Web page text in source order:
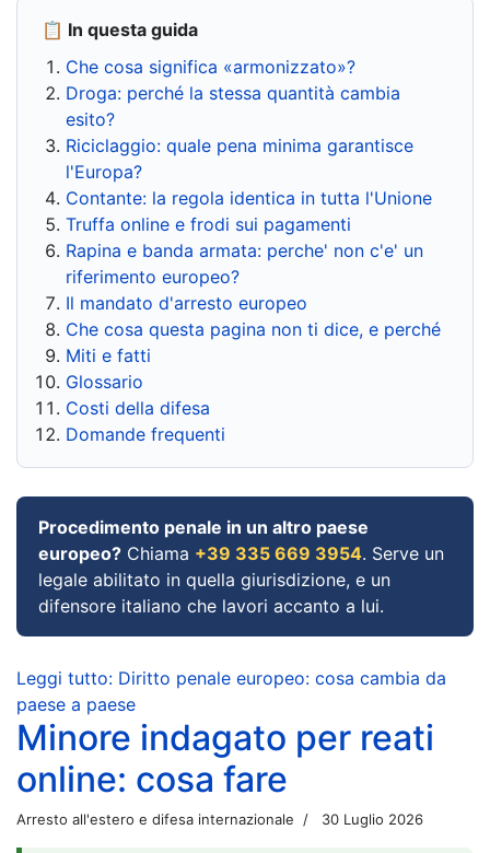
📋 In questa guida
Che cosa significa «armonizzato»?
Droga: perché la stessa quantità cambia
esito?
Riciclaggio: quale pena minima garantisce
l'Europa?
Contante: la regola identica in tutta l'Unione
Truffa online e frodi sui pagamenti
Rapina e banda armata: perche' non c'e' un
riferimento europeo?
Il mandato d'arresto europeo
Che cosa questa pagina non ti dice, e perché
Miti e fatti
Glossario
Costi della difesa
Domande frequenti
Procedimento penale in un altro paese
europeo? Chiama +39 335 669 3954. Serve un
legale abilitato in quella giurisdizione, e un
difensore italiano che lavori accanto a lui.
Leggi tutto: Diritto penale europeo: cosa cambia da
paese a paese
Minore indagato per reati
online: cosa fare
Arresto all'estero e difesa internazionale 30 Luglio 2026